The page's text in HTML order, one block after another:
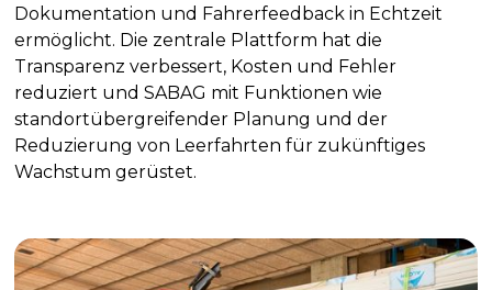
Dokumentation und Fahrerfeedback in Echtzeit
ermöglicht. Die zentrale Plattform hat die
Transparenz verbessert, Kosten und Fehler
reduziert und SABAG mit Funktionen wie
standortübergreifender Planung und der
Reduzierung von Leerfahrten für zukünftiges
Wachstum gerüstet.